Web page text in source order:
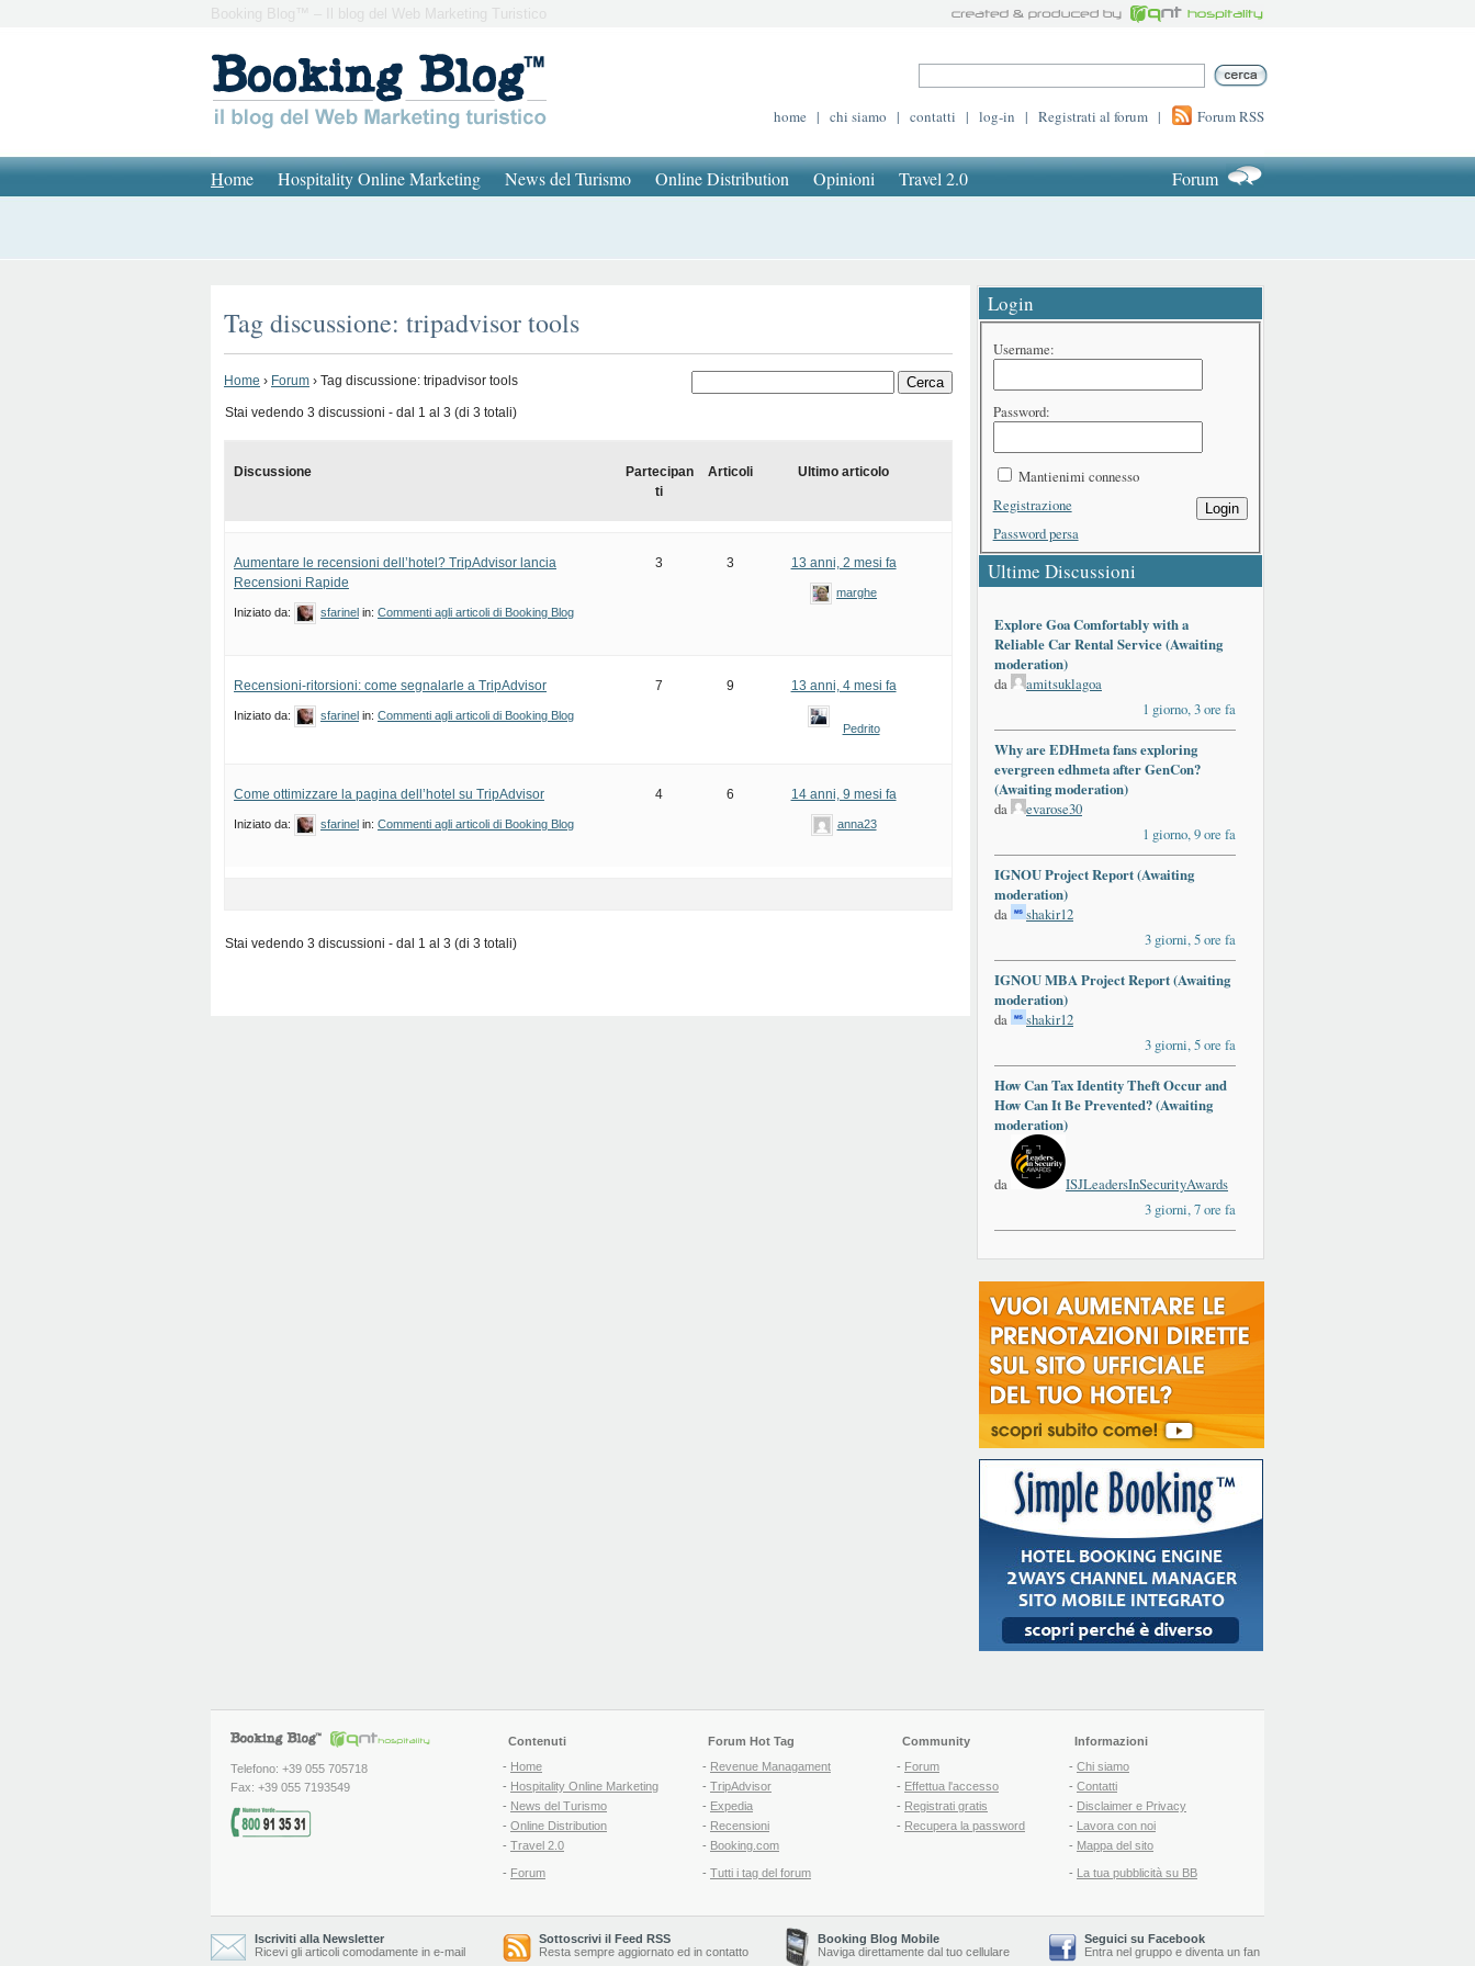
Booking Blog™ – Il blog del Web Marketing Turistico
home | chi siamo | contatti | log-in | Registrati al forum | Forum RSS
Home Hospitality Online Marketing News del Turismo Online Distribution Opinioni Travel 2.0 Forum
Tag discussione: tripadvisor tools
Home › Forum › Tag discussione: tripadvisor tools
Stai vedendo 3 discussioni - dal 1 al 3 (di 3 totali)
Discussione
Partecipan
ti
Articoli Ultimo articolo
Aumentare le recensioni dell’hotel? TripAdvisor lancia
Recensioni Rapide
Iniziato da: sfarinel in: Commenti agli articoli di Booking Blog
3 3 13 anni, 2 mesi fa
marghe
Recensioni-ritorsioni: come segnalarle a TripAdvisor
Iniziato da: sfarinel in: Commenti agli articoli di Booking Blog
7 9 13 anni, 4 mesi fa
Pedrito
Come ottimizzare la pagina dell’hotel su TripAdvisor
Iniziato da: sfarinel in: Commenti agli articoli di Booking Blog
4 6 14 anni, 9 mesi fa
anna23
Stai vedendo 3 discussioni - dal 1 al 3 (di 3 totali)
Login
Username:
Password:
Mantienimi connesso
Login
Registrazione
Password persa
Ultime Discussioni
Explore Goa Comfortably with a
Reliable Car Rental Service (Awaiting
moderation)
da
amitsuklagoa
1 giorno, 3 ore fa
Why are EDHmeta fans exploring
evergreen edhmeta after GenCon?
(Awaiting moderation)
da
evarose30
1 giorno, 9 ore fa
IGNOU Project Report (Awaiting
moderation)
da
shakir12
3 giorni, 5 ore fa
IGNOU MBA Project Report (Awaiting
moderation)
da
shakir12
3 giorni, 5 ore fa
How Can Tax Identity Theft Occur and
How Can It Be Prevented? (Awaiting
moderation)
da
ISJLeadersInSecurityAwards
3 giorni, 7 ore fa
Telefono: +39 055 705718
Fax: +39 055 7193549
Contenuti
- Home
- Hospitality Online Marketing
- News del Turismo
- Online Distribution
- Travel 2.0
- Forum
Forum Hot Tag
- Revenue Managament
- TripAdvisor
- Expedia
- Recensioni
- Booking.com
- Tutti i tag del forum
Community
- Forum
- Effettua l'accesso
- Registrati gratis
- Recupera la password
Informazioni
- Chi siamo
- Contatti
- Disclaimer e Privacy
- Lavora con noi
- Mappa del sito
- La tua pubblicità su BB
Iscriviti alla Newsletter
Ricevi gli articoli comodamente in e-mail
Sottoscrivi il Feed RSS
Resta sempre aggiornato ed in contatto
Booking Blog Mobile
Naviga direttamente dal tuo cellulare
Seguici su Facebook
Entra nel gruppo e diventa un fan